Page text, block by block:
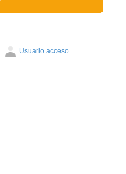
Usuario acceso